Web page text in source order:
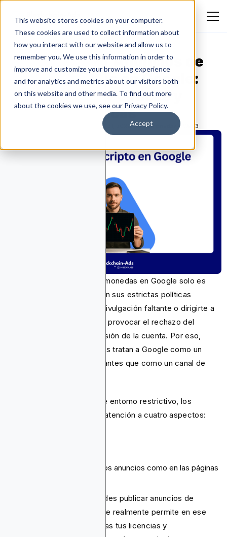
This website stores cookies on your computer.
These cookies are used to collect information about
how you interact with our website and allow us to
remember you. We use this information in order to
improve and customize your browsing experience
and for analytics and metrics about our visitors both
on this website and other media. To find out more
about the cookies we use, see our Privacy Policy.
Accept
Cómo Publicar Anuncios de
Criptomonedas en Google:
Certificación, Políticas y
Mejores Prácticas
July 31, 2026 Criptomonedas y Web3
Publicar anuncios de criptomonedas en Google solo es
posible cuando cumples con sus estrictas políticas
publicitarias. Un error, una divulgación faltante o dirigirte a
la región equivocada puede provocar el rechazo del
anuncio o incluso la suspensión de la cuenta. Por eso,
muchos exchanges y wallets tratan a Google como un
proyecto de cumplimiento antes que como un canal de
Para navegar con éxito este entorno restrictivo, los
anunciantes deben prestar atención a cuatro aspectos:
Cumplimiento tanto en los anuncios como en las páginas
Esto significa que solo puedes publicar anuncios de
productos cripto que Google realmente permite en ese
país, y debes mantener todas tus licencias y